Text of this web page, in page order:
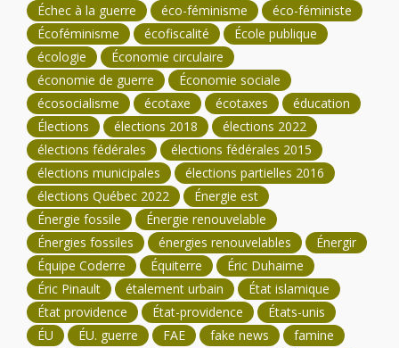
Échec à la guerre
éco-féminisme
éco-féministe
Écoféminisme
écofiscalité
École publique
écologie
Économie circulaire
économie de guerre
Économie sociale
écosocialisme
écotaxe écotaxes
éducation
Élections
élections 2018
élections 2022
élections fédérales
élections fédérales 2015
élections municipales
élections partielles 2016
élections Québec 2022
Énergie est
Énergie fossile
Énergie renouvelable
Énergies fossiles
énergies renouvelables
Énergir
Équipe Coderre
Équiterre
Éric Duhaime
Éric Pinault
étalement urbain
État islamique
État providence
État-providence
États-unis
ÉU
ÉU. guerre FAE fake news
famine